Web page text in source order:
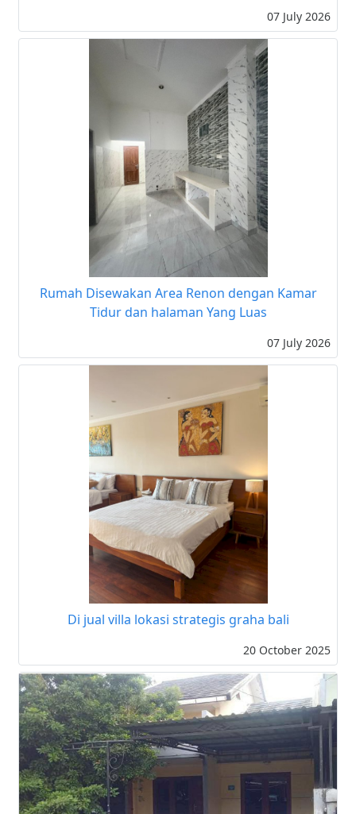
07 July 2026
Rumah Disewakan Area Renon dengan Kamar
Tidur dan halaman Yang Luas
07 July 2026
Di jual villa lokasi strategis graha bali
20 October 2025